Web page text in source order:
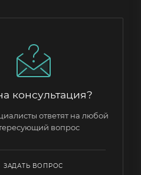
консультация?
ответят на любой
вопрос
ЗАДАТЬ ВОПРОС